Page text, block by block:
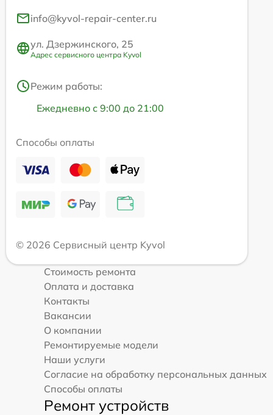
info@kyvol-repair-center.ru
ул. Дзержинского, 25
Адрес сервисного центра Kyvol
Режим работы:
Ежедневно с 9:00 до 21:00
Способы оплаты
© 2026 Сервисный центр Kyvol
Стоимость ремонта
Оплата и доставка
Контакты
Вакансии
О компании
Ремонтируемые модели
Наши услуги
Согласие на обработку персональных данных
Способы оплаты
Ремонт устройств